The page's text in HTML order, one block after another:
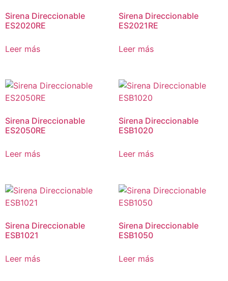
Sirena Direccionable
ES2020RE
Leer más
Sirena Direccionable
ES2021RE
Leer más
Sirena Direccionable
ES2050RE
Leer más
Sirena Direccionable
ESB1020
Leer más
Sirena Direccionable
ESB1021
Leer más
Sirena Direccionable
ESB1050
Leer más